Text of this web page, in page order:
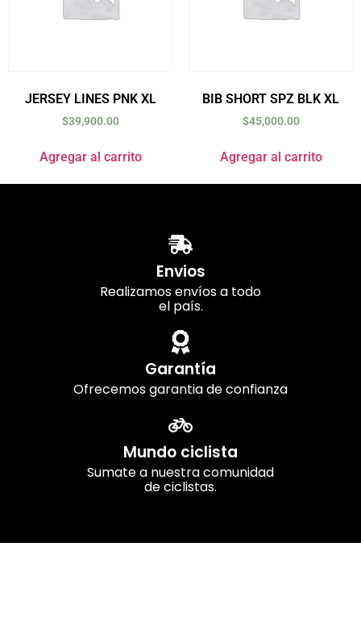
JERSEY LINES PNK XL
$39,900.00
Agregar al carrito
BIB SHORT SPZ BLK XL
$45,000.00
Agregar al carrito
Envios
Realizamos envíos a todo
el país.
Garantía
Ofrecemos garantia de confianza
Mundo ciclista
Sumate a nuestra comunidad
de ciclistas.